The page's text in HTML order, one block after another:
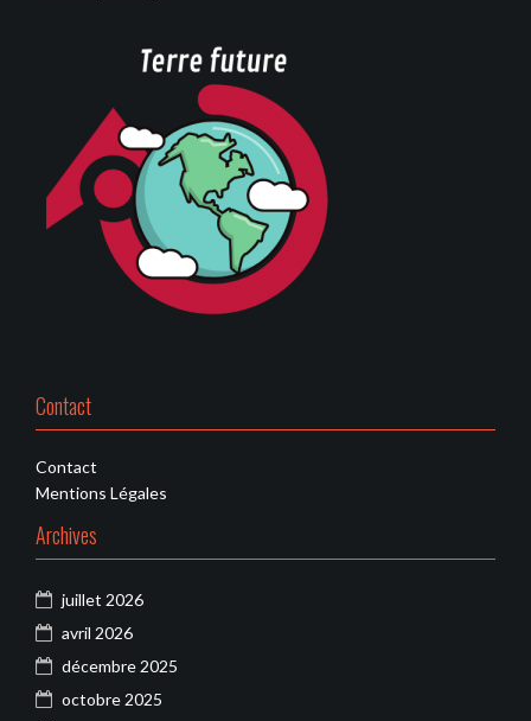
Contact
Contact
Mentions Légales
Archives
juillet 2026
avril 2026
décembre 2025
octobre 2025